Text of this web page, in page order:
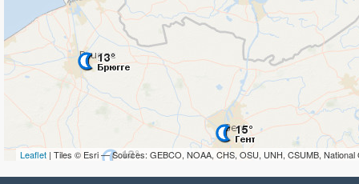
Leaflet | Tiles © Esri — Sources: GEBCO, NOAA, CHS, OSU, UNH, CSUMB, National